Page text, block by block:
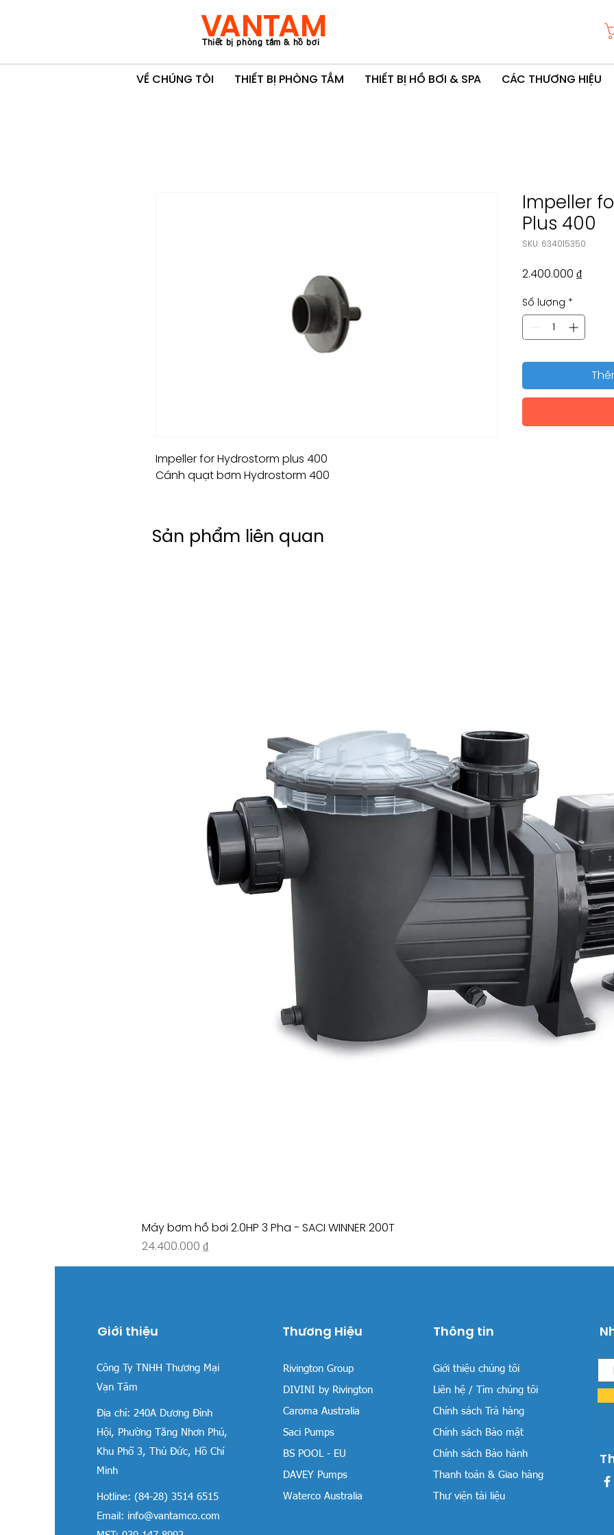
VANTAM
Thiết bị phòng tắm & hồ bơi
VỀ CHÚNG TÔI THIẾT BỊ PHÒNG TẮM THIẾT BỊ HỒ BƠI & SPA CÁC THƯƠNG HIỆU
Impeller for Hydrostorm plus 400
Cánh quạt bơm Hydrostorm 400
Impeller
Plus 400
SKU: 634015350
2.400.000 ₫Giá
Số lượng *
Sản phẩm liên quan
Máy bơm hồ bơi 2.0HP 3 Pha - SACI WINNER 200T
Giá
24.400.000 ₫
Giới thiệu
Công Ty TNHH Thương Mại
Vạn Tâm
Địa chỉ:240A Dương Đình
Hội, Phường Tăng Nhơn Phú,
Khu Phố 3, Thủ Đức, Hồ Chí
Minh
Hotline: (84-28) 3514 6515
Email: info@vantamco.com
Thương Hiệu
Rivington Group
DIVINI by Rivington
Caroma Australia
Saci Pumps
BS POOL - EU
DAVEY Pumps
Waterco Australia
Thông tin
Giới thiệu chúng tôi
Liên hệ / Tìm chúng tôi
Chính sách Trả hàng
Chính sách Bảo mật
Chính sách Bảo hành
Thanh toán & Giao hàng
Thư viện tài liệu